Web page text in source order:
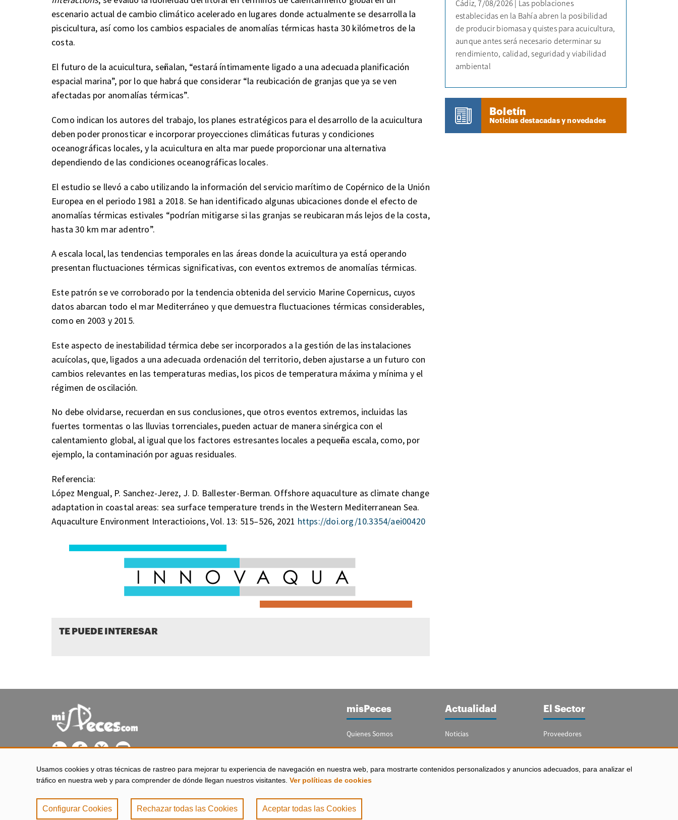
Usamos cookies y otras técnicas de rastreo para mejorar tu experiencia de navegación en nuestra web, para mostrarte contenidos personalizados y anuncios adecuados, para analizar el
tráfico en nuestra web y para comprender de dónde llegan nuestros visitantes. Ver políticas de cookies
Configurar Cookies Rechazar todas las Cookies Aceptar todas las Cookies
escenario actual de cambio climático acelerado en lugares donde actualmente se desarrolla la
piscicultura, así como los cambios espaciales de anomalías térmicas hasta 30 kilómetros de la
costa.
El futuro de la acuicultura, señalan, “estará íntimamente ligado a una adecuada planificación
espacial marina”, por lo que habrá que considerar “la reubicación de granjas que ya se ven
afectadas por anomalías térmicas”.
Como indican los autores del trabajo, los planes estratégicos para el desarrollo de la acuicultura
deben poder pronosticar e incorporar proyecciones climáticas futuras y condiciones
oceanográficas locales, y la acuicultura en alta mar puede proporcionar una alternativa
dependiendo de las condiciones oceanográficas locales.
El estudio se llevó a cabo utilizando la información del servicio marítimo de Copérnico de la Unión
Europea en el periodo 1981 a 2018. Se han identificado algunas ubicaciones donde el efecto de
anomalías térmicas estivales “podrían mitigarse si las granjas se reubicaran más lejos de la costa,
hasta 30 km mar adentro”.
A escala local, las tendencias temporales en las áreas donde la acuicultura ya está operando
presentan fluctuaciones térmicas significativas, con eventos extremos de anomalías térmicas.
Este patrón se ve corroborado por la tendencia obtenida del servicio Marine Copernicus, cuyos
datos abarcan todo el mar Mediterráneo y que demuestra fluctuaciones térmicas considerables,
como en 2003 y 2015.
Este aspecto de inestabilidad térmica debe ser incorporados a la gestión de las instalaciones
acuícolas, que, ligados a una adecuada ordenación del territorio, deben ajustarse a un futuro con
cambios relevantes en las temperaturas medias, los picos de temperatura máxima y mínima y el
régimen de oscilación.
No debe olvidarse, recuerdan en sus conclusiones, que otros eventos extremos, incluidas las
fuertes tormentas o las lluvias torrenciales, pueden actuar de manera sinérgica con el
calentamiento global, al igual que los factores estresantes locales a pequeña escala, como, por
ejemplo, la contaminación por aguas residuales.
Referencia:
López Mengual, P. Sanchez-Jerez, J. D. Ballester-Berman. Offshore aquaculture as climate change
adaptation in coastal areas: sea surface temperature trends in the Western Mediterranean Sea.
Aquaculture Environment Interactioions, Vol. 13: 515–526, 2021 https://doi.org/10.3354/aei00420
TE PUEDE INTERESAR
Cádiz, 7/08/2026 | Las poblaciones
establecidas en la Bahía abren la posibilidad
de producir biomasa y quistes para acuicultura,
aunque antes será necesario determinar su
rendimiento, calidad, seguridad y viabilidad
ambiental
Boletín
Noticias destacadas y novedades
misPeces se edita desde El Puerto de Santa María (Cádiz - España)
misPeces
Quienes Somos
Publicidad
Contacto
Configurar Cookies
Actualidad
Noticias
Reportajes
Boletín Acuicultura
El Sector
Proveedores
Guía del Sector
Legislación